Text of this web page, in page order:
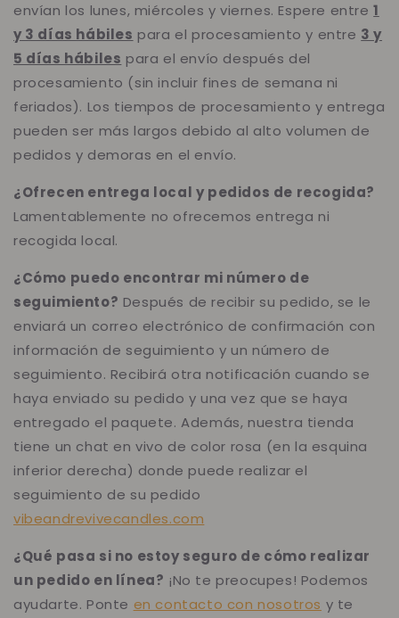
envían los lunes, miércoles y viernes. Espere entre1
y 3 días hábiles para el procesamiento y entre 3 y
5 días hábiles para el envío después del
procesamiento (sin incluir fines de semana ni
feriados). Los tiempos de procesamiento y entrega
pueden ser más largos debido al alto volumen de
pedidos y demoras en el envío.
¿Ofrecen entrega local y pedidos de recogida?
Lamentablemente no ofrecemos entrega ni
recogida local.
¿Cómo puedo encontrar mi número de
seguimiento? Después de recibir su pedido, se le
enviará un correo electrónico de confirmación con
información de seguimiento y un número de
seguimiento. Recibirá otra notificación cuando se
haya enviado su pedido y una vez que se haya
entregado el paquete. Además, nuestra tienda
tiene un chat en vivo de color rosa (en la esquina
inferior derecha) donde puede realizar el
seguimiento de su pedido
vibeandrevivecandles.com
¿Qué pasa si no estoy seguro de cómo realizar
un pedido en línea? ¡No te preocupes! Podemos
ayudarte. Ponte en contacto con nosotros y te